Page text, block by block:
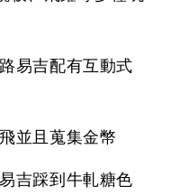
易吉配有互動式
並且蒐集金幣
吉踩到牛軋糖色